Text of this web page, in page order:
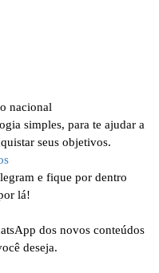
nacional
simples, para te ajudar a
seus objetivos.
e fique por dentro
lá!
dos novos conteúdos
deseja.